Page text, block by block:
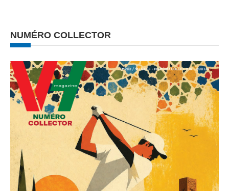
NUMÉRO COLLECTOR